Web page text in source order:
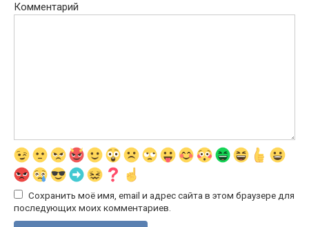
Комментарий
Сохранить моё имя, email и адрес сайта в этом браузере для
последующих моих комментариев.